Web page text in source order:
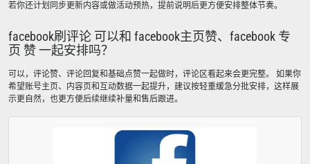
若你还计划同步更新内容或做活动预热，提前说明后更方便安排整体节奏。
facebook刷评论 可以和 facebook主页赞、facebook 专
页 赞 一起安排吗？
可以，评论赞、评论回复和基础点赞一起做时，评论区看起来会更完整。 如果你
希望账号主页、内容页和互动数据一起提升，建议按轻重缓急分批安排，这样展
示更自然，也更方便后续继续补量和售后跟进。